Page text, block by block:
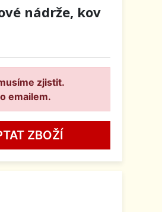
nádrže, kov
zjistit.
emailem.
ZBOŽÍ